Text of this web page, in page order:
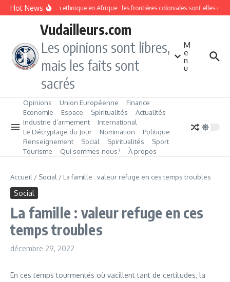
Aller au contenu
Hot NewsDivision ethnique en Afrique : les frontières coloniales sont‑elles
Vudailleurs.com
Les opinions sont libres,
mais les faits sont
sacrés
M
e
n
u
Opinions Union Européenne
Finance
Economie
Espace Spiritualités
Actualités
Industrie d’armement
International
Le Décryptage du Jour
Nomination
Politique
Renseignement
Social Spiritualités
Sport
Tourisme
Qui sommes‑nous? À propos
Accueil / Social / La famille : valeur refuge en ces temps troubles
Social
La famille : valeur refuge en ces
temps troubles
décembre 29, 2022
En ces temps tourmentés où vacillent tant de certitudes, la